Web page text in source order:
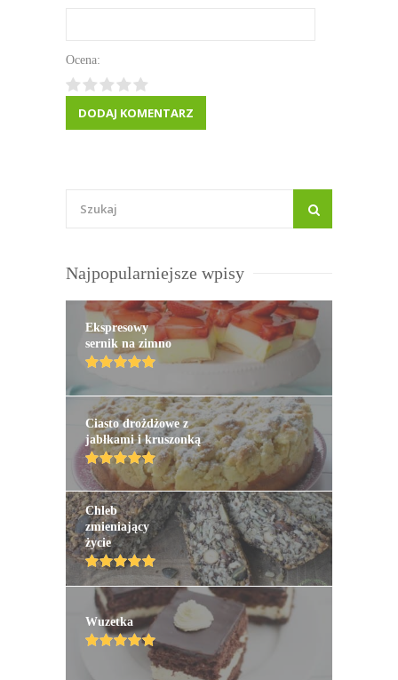
Ocena:
Najpopularniejsze wpisy
Ekspresowy
sernik na zimno
Ciasto drożdżowe z
jabłkami i kruszonką
Chleb
zmieniający
życie
Wuzetka